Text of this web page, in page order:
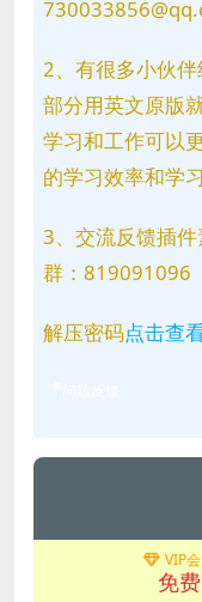
2、有很多小伙
部分用英文原版
学习和工作可以
的学习效率和学
3、交流反馈插
群：819091096
解压密码点击查
VIP
免费